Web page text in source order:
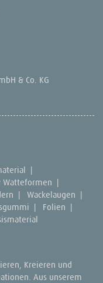
& Co. KG
|
Watteformen |
| Wackelaugen |
| Folien |
Kreieren und
Aus unserem